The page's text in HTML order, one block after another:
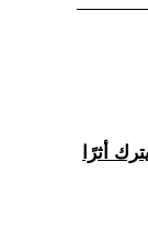
أثرًا